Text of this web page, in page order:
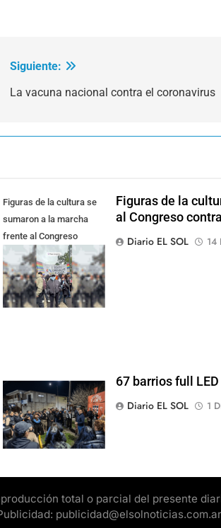
Siguiente:
La vacuna nacional contra el coronavirus
Figuras de la cultura se
sumaron a la marcha
frente al Congreso
contra la Ley de
Propiedad Privada
Figuras de la
al Congreso
Diario EL SOL
14
67 barrios full
Diario EL SOL
1
total o parcial del presente